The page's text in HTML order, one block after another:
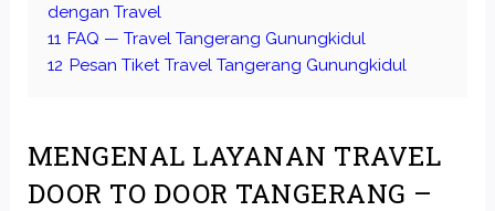
dengan Travel
11 FAQ — Travel Tangerang Gunungkidul
12 Pesan Tiket Travel Tangerang Gunungkidul
MENGENAL LAYANAN TRAVEL
DOOR TO DOOR TANGERANG –